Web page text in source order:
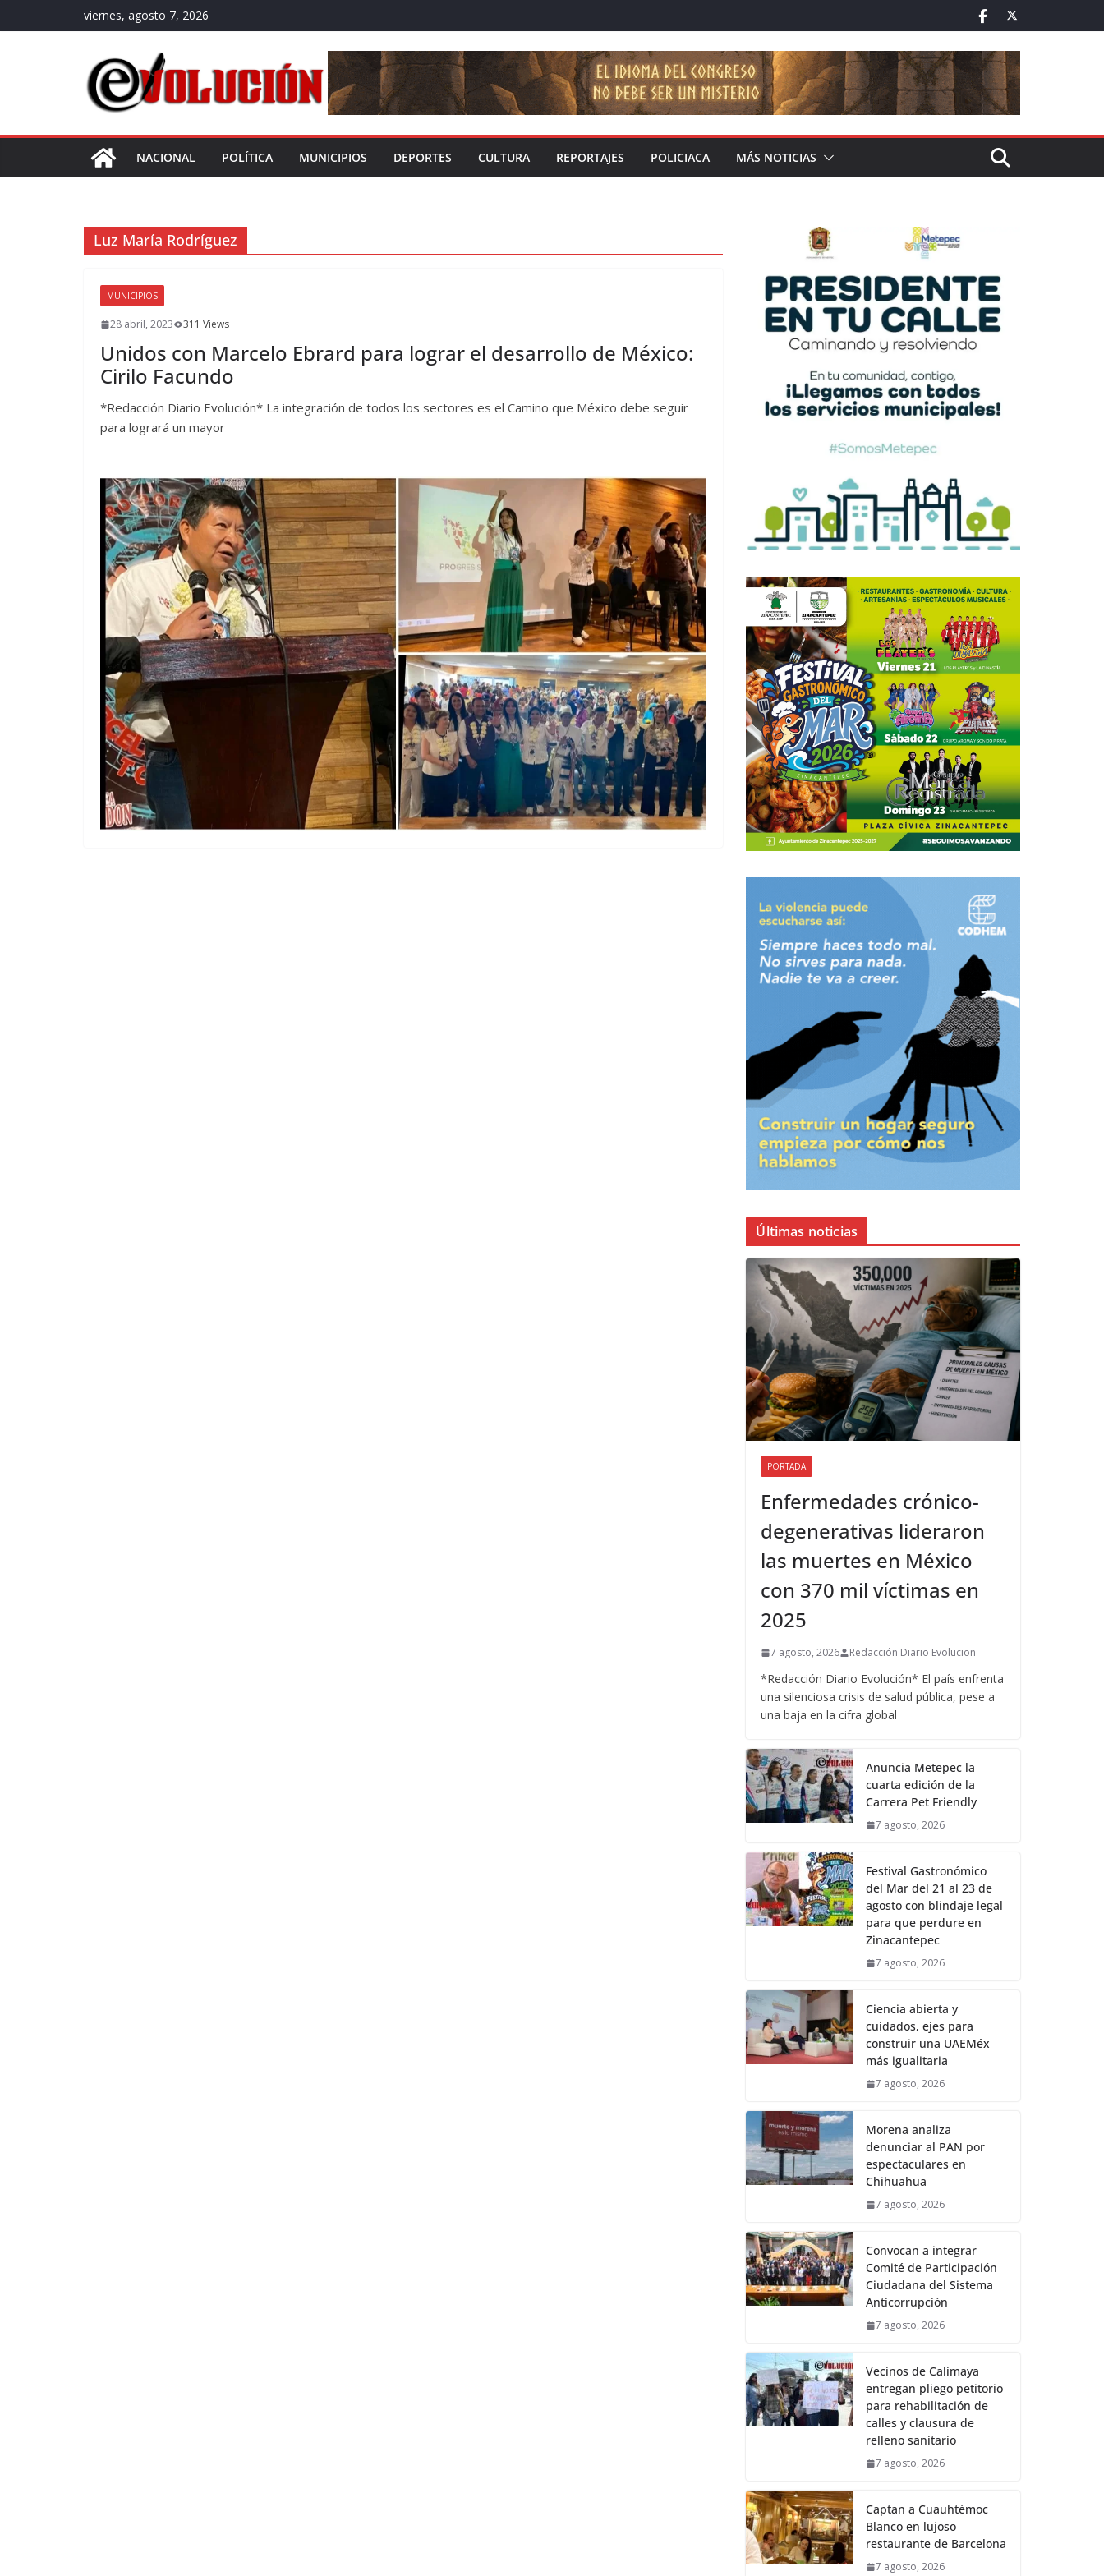
al
viernes, agosto 7, 2026
NACIONAL POLÍTICA MUNICIPIOS DEPORTES CULTURA REPORTAJES POLICIACA MÁS NOTICIAS
Luz María Rodríguez
MUNICIPIOS
28 abril, 2023 311 Views
Unidos con Marcelo Ebrard para lograr el desarrollo de México:
Cirilo Facundo
*Redacción Diario Evolución* La integración de todos los sectores es el Camino que México debe seguir
para logrará un mayor
Últimas noticias
PORTADA
Enfermedades crónico-
degenerativas lideraron
las muertes en México
con 370 mil víctimas en
2025
7 agosto, 2026 Redacción Diario Evolucion
*Redacción Diario Evolución* El país enfrenta
una silenciosa crisis de salud pública, pese a
una baja en la cifra global
Anuncia Metepec la
cuarta edición de la
Carrera Pet Friendly
7 agosto, 2026
Festival Gastronómico
del Mar del 21 al 23 de
agosto con blindaje legal
para que perdure en
Zinacantepec
7 agosto, 2026
Ciencia abierta y
cuidados, ejes para
construir una UAEMéx
más igualitaria
7 agosto, 2026
Morena analiza
denunciar al PAN por
espectaculares en
Chihuahua
7 agosto, 2026
Convocan a integrar
Comité de Participación
Ciudadana del Sistema
Anticorrupción
7 agosto, 2026
Vecinos de Calimaya
entregan pliego petitorio
para rehabilitación de
calles y clausura de
relleno sanitario
7 agosto, 2026
Captan a Cuauhtémoc
Blanco en lujoso
restaurante de Barcelona
7 agosto, 2026